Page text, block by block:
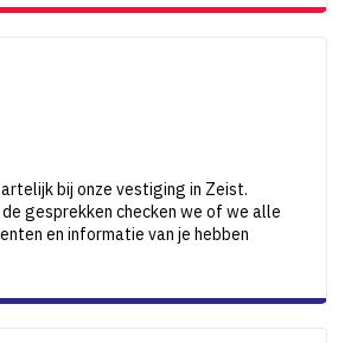
bij onze vestiging in Zeist.
gesprekken checken we of we alle
en informatie van je hebben